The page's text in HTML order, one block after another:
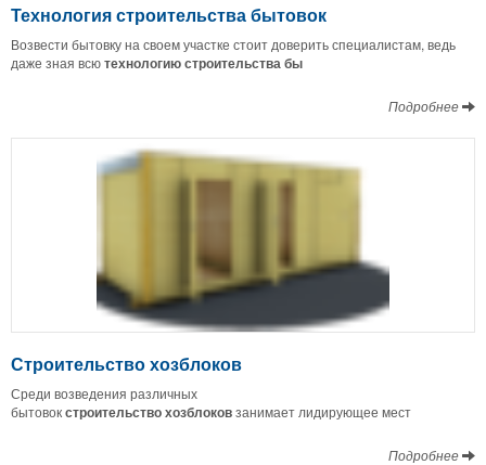
Технология строительства бытовок
Возвести бытовку на своем участке стоит доверить специалистам, ведь
даже зная всютехнологию строительства бы
Подробнее
Строительство хозблоков
Среди возведения различных
бытовокстроительствохозблоковзанимает лидирующее мест
Подробнее